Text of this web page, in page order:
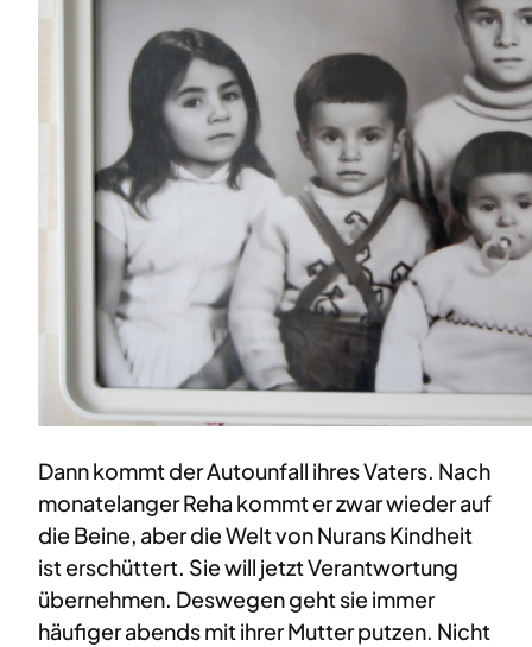
Dann kommt der Autounfall ihres Vaters. Nach
monatelanger Reha kommt er zwar wieder auf
die Beine, aber die Welt von Nurans Kindheit
ist erschüttert. Sie will jetzt Verantwortung
übernehmen. Deswegen geht sie immer
häufiger abends mit ihrer Mutter putzen. Nicht